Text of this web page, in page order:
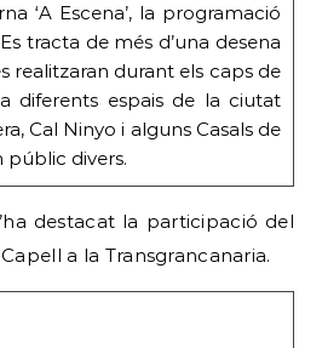
‘A Escena’, la programació
tracta de més d’una desena
realitzaran durant els caps de
diferents espais de la ciutat
Cal Ninyo i alguns Casals de
públic divers.
destacat la participació del
a la Transgrancanaria.